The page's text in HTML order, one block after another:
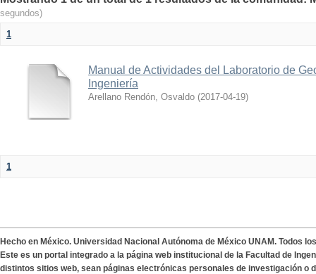
segundos)
1
Manual de Actividades del Laboratorio de
Ingeniería
Arellano Rendón, Osvaldo (2017-04-19)
1
Hecho en México. Universidad Nacional Autónoma de México UNAM. Todos
Este es un portal integrado a la página web institucional de la Facultad de
distintos sitios web, sean páginas electrónicas personales de investigación o